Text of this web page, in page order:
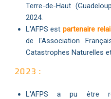
Terre-de-Haut
2024.
L'AFPS estpartenaire
de l'Association
Catastrophes Naturelles
2023 :
L'AFPS a pu être